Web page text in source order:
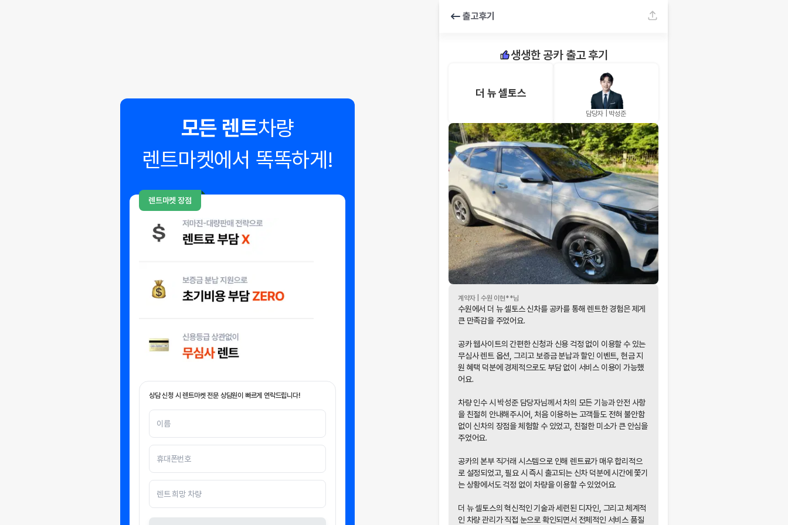
모든 렌트차량
렌트마켓에서 똑똑하게!
렌트마켓 장점
◣
상담 신청 시 렌트마켓 전문 상담원이 빠르게 연락드립니다!
출고후기
생생한 공카 출고 후기
더 뉴 셀토스
담당자 | 박성준
계약자 | 수원 이현**님
수원에서 더 뉴 셀토스 신차를 공카를 통해 렌트한 경험은 제게
큰 만족감을 주었어요.
공카 웹사이트의 간편한 신청과 신용 걱정 없이 이용할 수 있는
무심사 렌트 옵션, 그리고 보증금 분납과 할인 이벤트, 현금 지
원 혜택 덕분에 경제적으로도 부담 없이 서비스 이용이 가능했
어요.
차량 인수 시 박성준 담당자님께서 차의 모든 기능과 안전 사항
을 친절히 안내해주시어, 처음 이용하는 고객들도 전혀 불안함
없이 신차의 장점을 체험할 수 있었고, 친절한 미소가 큰 안심을
주었어요.
공카의 본부 직거래 시스템으로 인해 렌트료가 매우 합리적으
로 설정되었고, 필요 시 즉시 출고되는 신차 덕분에 시간에 쫓기
는 상황에서도 걱정 없이 차량을 이용할 수 있었어요.
더 뉴 셀토스의 혁신적인 기술과 세련된 디자인, 그리고 체계적
인 차량 관리가 직접 눈으로 확인되면서 전체적인 서비스 품질
개인정보 수집 및 이용 동의
'(주)공카'는 (이하 '회사'는) 고객님의 개인정보를 중요시하며, "정보